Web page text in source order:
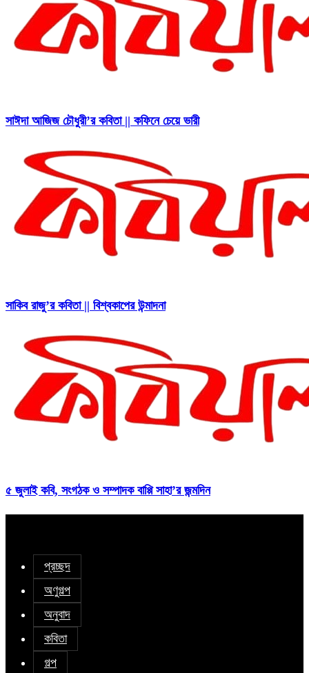
সাঈদা আজিজ চৌধুরী’র কবিতা || কফিনে চেয়ে ভারী
সাকিব রাজু’র কবিতা || বিশ্বকাপের উন্মাদনা
৫ জুলাই কবি, সংগঠক ও সম্পাদক বাপ্পি সাহা’র জন্মদিন
প্রচ্ছদ
অণুগল্প
অনুবাদ
কবিতা
গল্প